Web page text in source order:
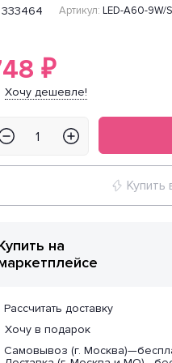
333464 Артикул: LED-A60-9W/
₽
Хочу дешевле!
Купить
на
Рассчитать доставку
Хочу в подарок
Самовывоз (г. Москва)—